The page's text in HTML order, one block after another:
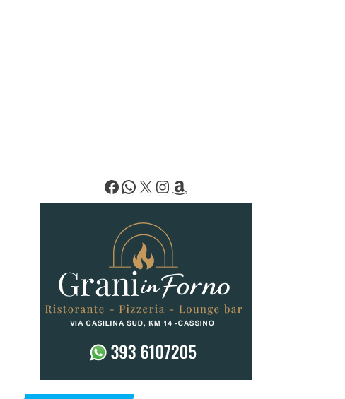
Facebook
WhatsApp
X Instagram
Amazon